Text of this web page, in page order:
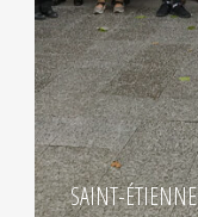
SAINT-ÉTIENNE